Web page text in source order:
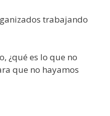
trabajando
¿qué es lo que no
que no hayamos